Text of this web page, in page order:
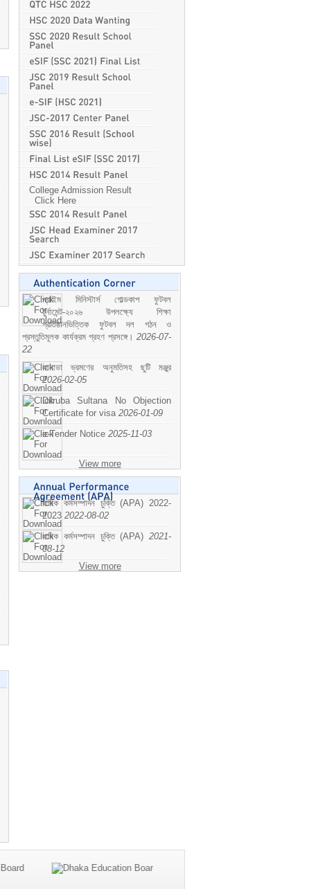
College Admission Result
Click Here
প্রাইম মিনিস্টার্স গোল্ডকাপ ফুটবল
টুর্নামেন্ট-২০২৬ উপলক্ষ্যে শিক্ষা
প্রতিষ্ঠানভিত্তিক ফুটবল দল গঠন ও
প্রস্তুতিমূলক কার্যক্রম গ্রহণ প্রসঙ্গে। 2026-07-
22
কানাডা ভ্রমণের অনুমতিসহ ছুটি মঞ্জুর
2026-02-05
Dilruba Sultana No Objection
Certificate for visa 2026-01-09
e-Tender Notice 2025-11-03
View more
বাষিক কর্মসম্পাদন চুক্তি (APA) 2022-
2023 2022-08-02
বাষিক কর্মসম্পাদন চুক্তি (APA) 2021-
08-12
View more